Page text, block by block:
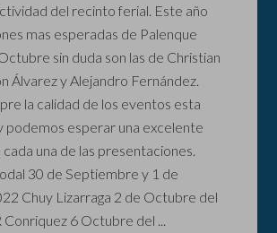
del recinto ferial. Este año
mas esperadas de Palenque
sin duda son las de Christian
Álvarez y Alejandro Fernández.
la calidad de los eventos esta
podemos esperar una excelente
una de las presentaciones.
30 de Septiembre y 1 de
Chuy Lizarraga 2 de Octubre del
6 Octubre del ...